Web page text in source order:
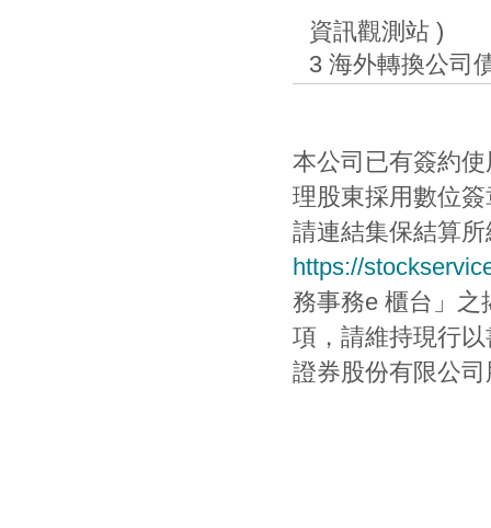
資訊觀測站 )
3 海外轉換公司
本公司已有簽約
理股東採用數位
請連結集保結算
https://
務事務e 櫃台」之
項，請維持現行
證券股份有限公